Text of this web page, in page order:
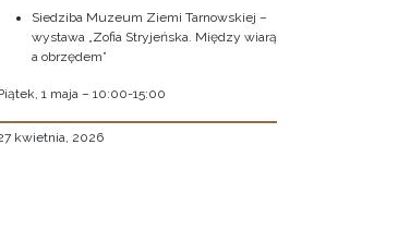
Siedziba Muzeum Ziemi Tarnowskiej –
wystawa „Zofia Stryjeńska. Między wiarą
a obrzędem”
1 maja – 10:00-15:00
kwietnia, 2026